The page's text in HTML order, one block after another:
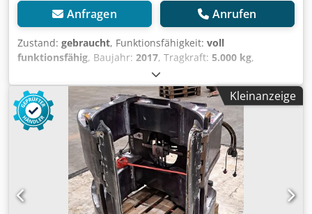
Anfragen Anrufen
Zustand: gebraucht, Funktionsfähigkeit: voll
funktionsfähig, Baujahr: 2017, Tragkraft: 5.000 kg,
, Papierrollenklammer
Lastschwerpunkt: 800 Codpjy Tc Ahefx Aqtsrf ISO Klasse:
ISO Klasse 4 = 5.000 - 10.000 kg Zustand: Einsatzbereit und
voll funktionsfähig Zustand Technisch: sehr gut
Beschreibung: Wir bieten neben diesem Gerät weitere
Stapler und Lagertechnikgeräte an. Unsere Geräte sind
Werkstatt und FEM4.004 geprüft. Kontaktieren Sie uns
bitte per Mail oder auch gerne telefonisch. Sie finden uns
auch unter hsr-gabelstapler Selbstverständlich kaufen wir
auch Ihren Gebrauchten an, auch ohne dass Sie ein
Kleinanzeige